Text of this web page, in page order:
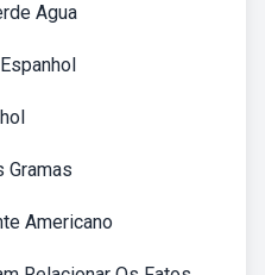
Agua
Gramas
Americano